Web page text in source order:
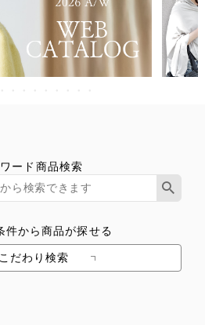
ード商品検索
件から商品が探せる
だわり検索